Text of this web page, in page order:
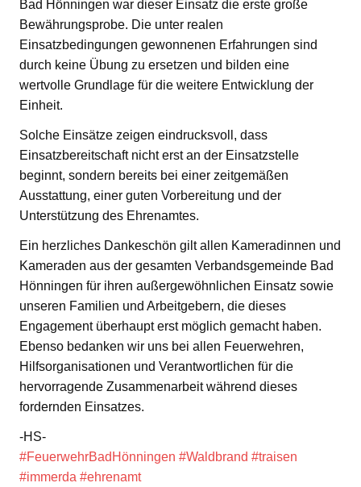
Bad Hönningen war dieser Einsatz die erste große
Bewährungsprobe. Die unter realen
Einsatzbedingungen gewonnenen Erfahrungen sind
durch keine Übung zu ersetzen und bilden eine
wertvolle Grundlage für die weitere Entwicklung der
Einheit.
Solche Einsätze zeigen eindrucksvoll, dass
Einsatzbereitschaft nicht erst an der Einsatzstelle
beginnt, sondern bereits bei einer zeitgemäßen
Ausstattung, einer guten Vorbereitung und der
Unterstützung des Ehrenamtes.
Ein herzliches Dankeschön gilt allen Kameradinnen und
Kameraden aus der gesamten Verbandsgemeinde Bad
Hönningen für ihren außergewöhnlichen Einsatz sowie
unseren Familien und Arbeitgebern, die dieses
Engagement überhaupt erst möglich gemacht haben.
Ebenso bedanken wir uns bei allen Feuerwehren,
Hilfsorganisationen und Verantwortlichen für die
hervorragende Zusammenarbeit während dieses
fordernden Einsatzes.
-HS-
#FeuerwehrBadHönningen #Waldbrand #traisen
#immerda #ehrenamt